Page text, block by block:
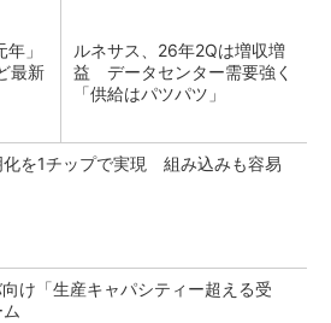
」
最新
ルネサス、26年2Qは増収増
益 データセンター需要強く
「供給はパツパツ」
化を1チップで実現 組み込みも容易
け「生産キャパシティー超える受